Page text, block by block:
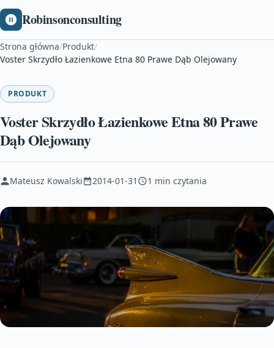
Robinsonconsulting
Strona główna/Produkt/
Voster Skrzydło Łazienkowe Etna 80 Prawe Dąb Olejowany
PRODUKT
Voster Skrzydło Łazienkowe Etna 80 Prawe
Dąb Olejowany
Mateusz Kowalski 2014-01-31 1 min czytania